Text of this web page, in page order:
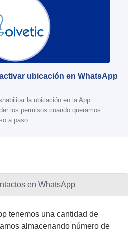
ubicación en WhatsApp
la ubicación en la App
los permisos cuando queramos
a paso.
en WhatsApp
tenemos una cantidad de
almacenando número de